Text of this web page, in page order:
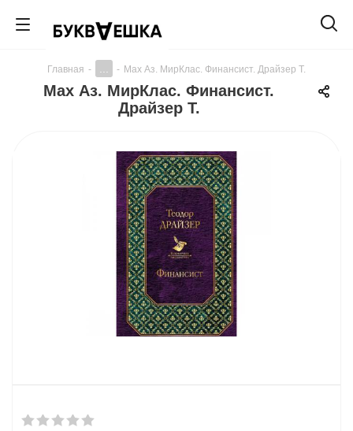
Главная - - Мах Аз. МирКлас. Финансист. Драйзер Т.
Мах Аз. МирКлас. Финансист.
Драйзер Т.